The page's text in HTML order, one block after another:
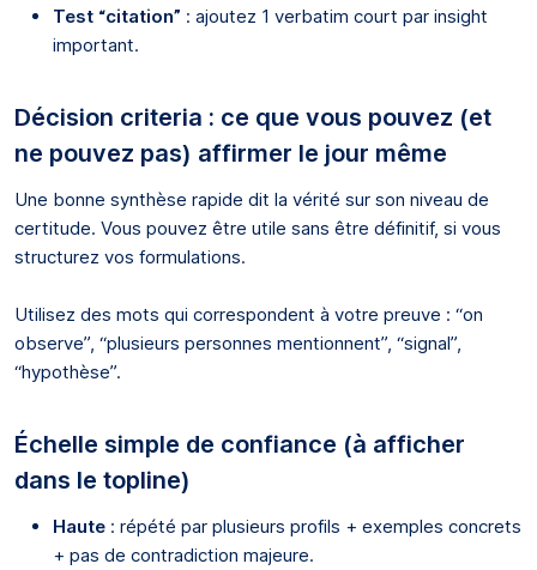
Test “citation” : ajoutez 1 verbatim court par insight
important.
Décision criteria : ce que vous pouvez (et
ne pouvez pas) affirmer le jour même
Une bonne synthèse rapide dit la vérité sur son niveau de
certitude. Vous pouvez être utile sans être définitif, si vous
structurez vos formulations.
Utilisez des mots qui correspondent à votre preuve : “on
observe”, “plusieurs personnes mentionnent”, “signal”,
“hypothèse”.
Échelle simple de confiance (à afficher
dans le topline)
Haute : répété par plusieurs profils + exemples concrets
+ pas de contradiction majeure.